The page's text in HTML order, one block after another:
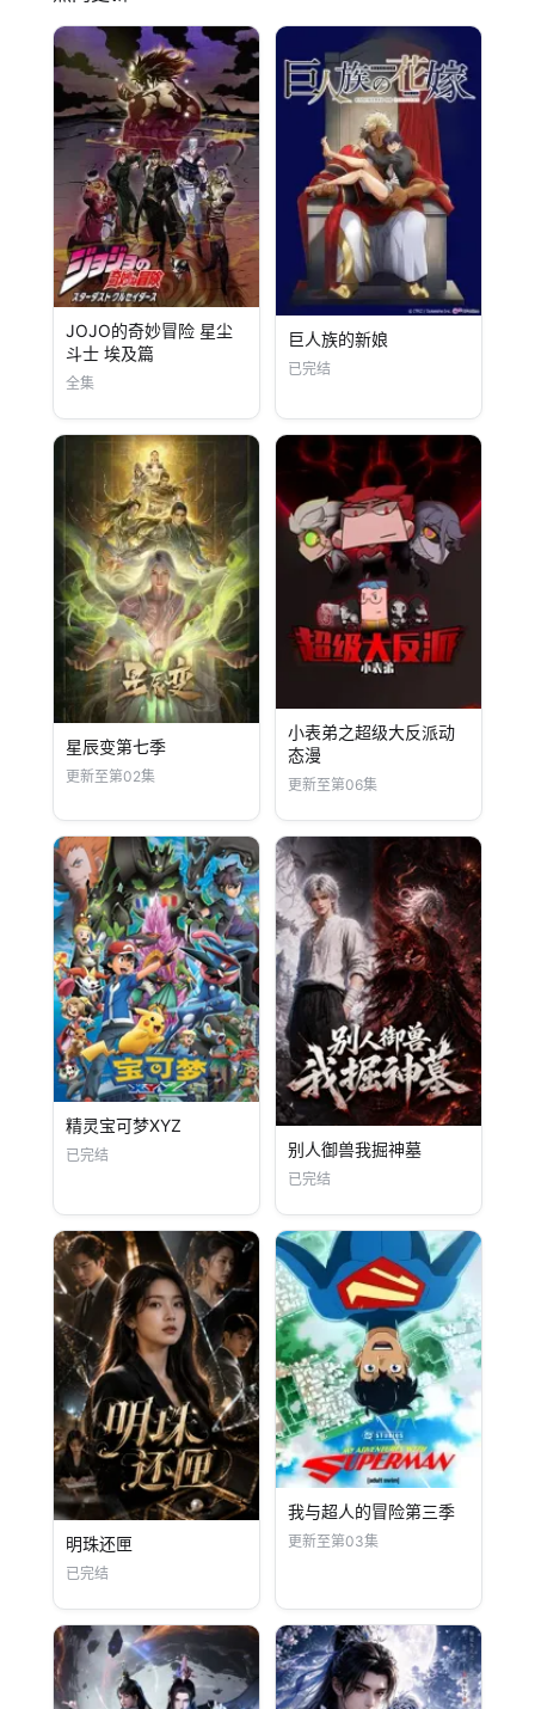
JOJO的奇妙冒险 星尘
斗士 埃及篇
全集
巨人族的新娘
已完结
星辰变第七季
更新至第02集
小表弟之超级大反派动
态漫
更新至第06集
精灵宝可梦XYZ
已完结 别人御兽我掘神墓
已完结
明珠还匣
已完结
我与超人的冒险第三季
更新至第03集